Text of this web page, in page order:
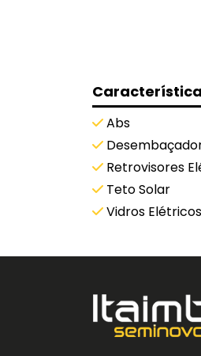
Abs
Retrovisores
Teto Solar
Vidros Elétricos